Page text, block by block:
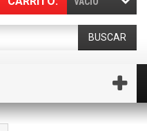
BUSCAR